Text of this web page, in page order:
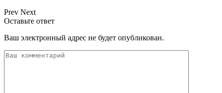
Prev Next
Оставьте ответ
Ваш электронный адрес не будет опубликован.